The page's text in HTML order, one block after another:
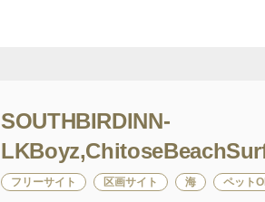
SOUTHBIRDINN-
フリーサイト 区画サイト 海 ペット